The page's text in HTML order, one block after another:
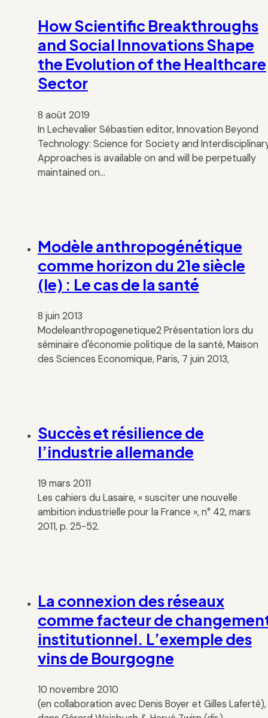
How Scientific Breakthroughs
and Social Innovations Shape
the Evolution of the Healthcare
Sector
8 août 2019
In Lechevalier Sébastien editor, Innovation Beyond
Technology: Science for Society and
Approaches is available on and will be perpetually
maintained on…
Modèle anthropogénétique
comme horizon du 21e siècle
(le) : Le cas de la santé
8 juin 2013
Modeleanthropogenetique2 Présentation lors du
séminaire d'économie politique de la santé, Maison
des Sciences Economique, Paris, 7 juin 2013,
Succès et résilience de
l’industrie allemande
19 mars 2011
Les cahiers du Lasaire, « susciter une nouvelle
ambition industrielle pour la France », n° 42, mars
2011, p. 25-52.
La connexion des réseaux
comme facteur de
institutionnel. L’exemple des
vins de Bourgogne
10 novembre 2010
(en collaboration avec Denis Boyer et Gilles Laferté),